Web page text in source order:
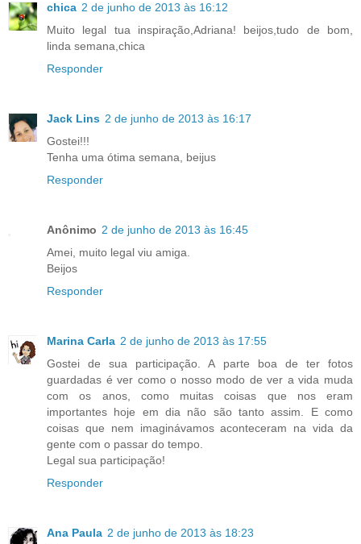
chica 2 de junho de 2013 às 16:12
Muito legal tua inspiração,Adriana! beijos,tudo de bom,
linda semana,chica
Responder
Jack Lins 2 de junho de 2013 às 16:17
Gostei!!!
Tenha uma ótima semana, beijus
Responder
Anônimo 2 de junho de 2013 às 16:45
Amei, muito legal viu amiga.
Beijos
Responder
Marina Carla 2 de junho de 2013 às 17:55
Gostei de sua participação. A parte boa de ter fotos
guardadas é ver como o nosso modo de ver a vida muda
com os anos, como muitas coisas que nos eram
importantes hoje em dia não são tanto assim. E como
coisas que nem imaginávamos aconteceram na vida da
gente com o passar do tempo.
Legal sua participação!
Responder
Ana Paula 2 de junho de 2013 às 18:23